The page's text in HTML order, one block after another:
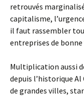
retrouvés
capitalisme,
il faut rassembler
entreprises de
Multiplication aussi
depuis l’historique
de grandes villes,